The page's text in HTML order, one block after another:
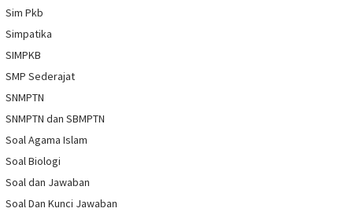
Sim Pkb
Simpatika
SIMPKB
SMP Sederajat
SNMPTN
SNMPTN dan SBMPTN
Soal Agama Islam
Soal Biologi
Soal dan Jawaban
Soal Dan Kunci Jawaban